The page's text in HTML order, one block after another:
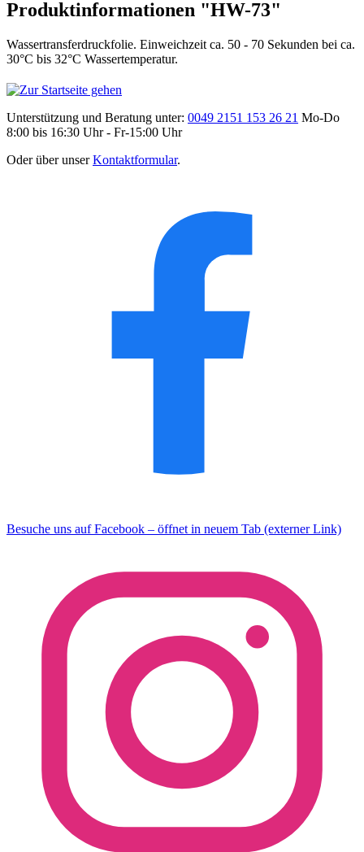
Produktinformationen "HW-73"
Wassertransferdruckfolie. Einweichzeit ca. 50 - 70 Sekunden bei ca.
30°C bis 32°C Wassertemperatur.
Unterstützung und Beratung unter: 0049 2151 153 26 21 Mo-Do
8:00 bis 16:30 Uhr - Fr-15:00 Uhr
Oder über unserKontaktformular.
Besuche uns auf Facebook – öffnet in neuem Tab (externer Link)